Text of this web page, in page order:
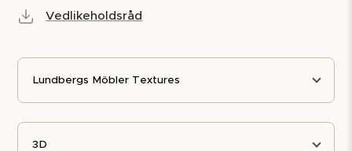
Vedlikeholdsråd
Lundbergs Möbler Textures
3D